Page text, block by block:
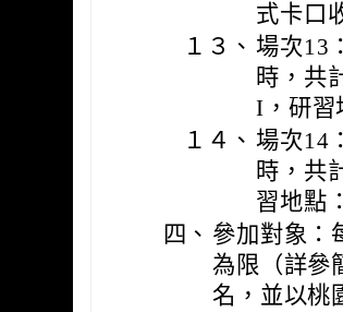
式卡口
１３、 場次13
時，共
I，研習
１４、 場次14
時，共
習地點
四、 參加對象：
為限（詳參
名，並以桃